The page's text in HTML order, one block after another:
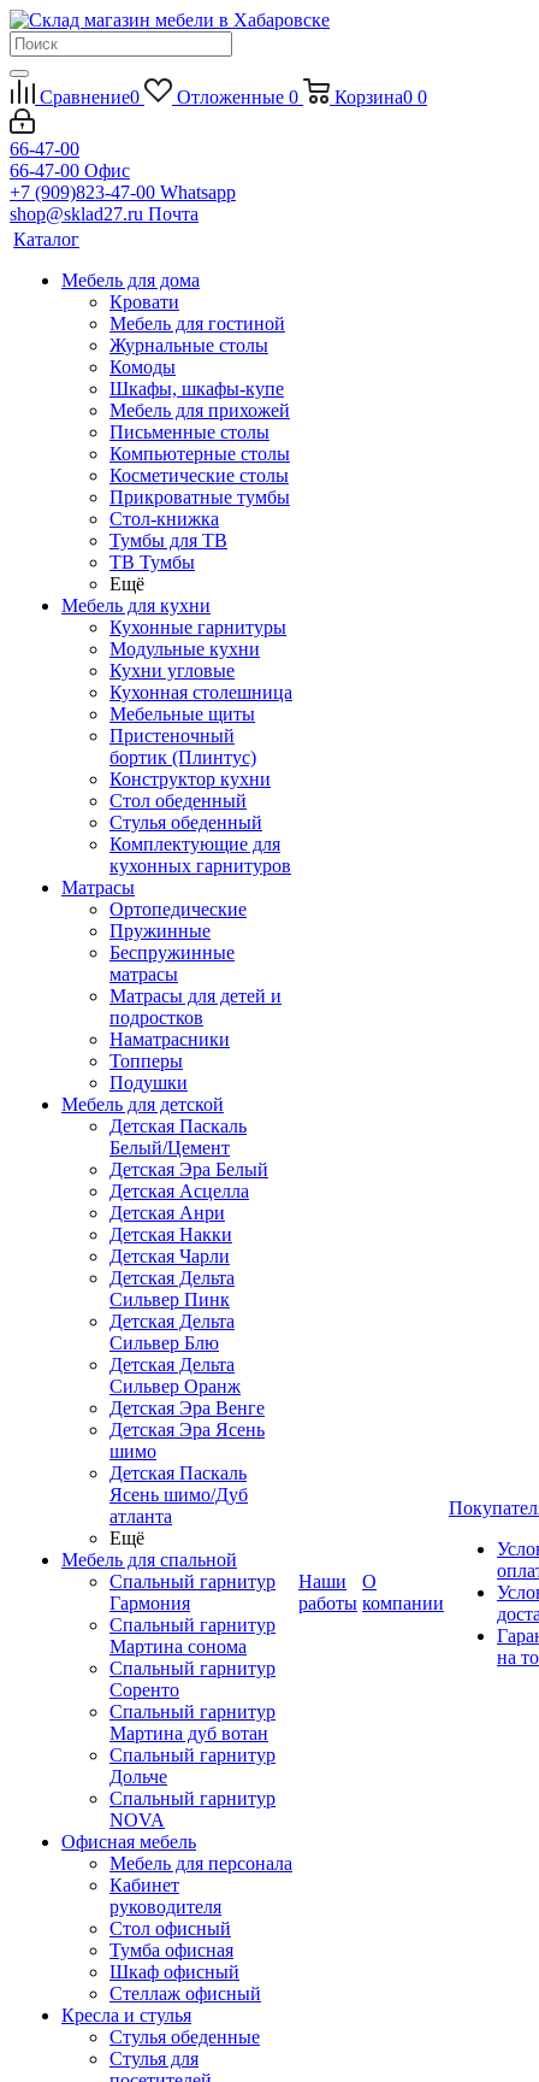
Сравнение0 Отложенные 0 Корзина0 0
66-47-00
66-47-00 Офис
+7 (909)823-47-00 Whatsapp
shop@sklad27.ru Почта
Каталог
Мебель для дома
Кровати
Мебель для гостиной
Журнальные столы
Комоды
Шкафы, шкафы-купе
Мебель для прихожей
Письменные столы
Компьютерные столы
Косметические столы
Прикроватные тумбы
Стол-книжка
Тумбы для ТВ
ТВ Тумбы
Ещё
Мебель для кухни
Кухонные гарнитуры
Модульные кухни
Кухни угловые
Кухонная столешница
Мебельные щиты
Пристеночный
бортик (Плинтус)
Конструктор кухни
Стол обеденный
Стулья обеденный
Комплектующие для
кухонных гарнитуров
Матраcы
Ортопедические
Пружинные
Беспружинные
матрасы
Матрасы для детей и
подростков
Наматрасники
Топперы
Подушки
Мебель для детской
Детская Паскаль
Белый/Цемент
Детская Эра Белый
Детская Асцелла
Детская Анри
Детская Накки
Детская Чарли
Детская Дельта
Сильвер Пинк
Детская Дельта
Сильвер Блю
Детская Дельта
Сильвер Оранж
Детская Эра Венге
Детская Эра Ясень
шимо
Детская Паскаль
Ясень шимо/Дуб
атланта
Ещё
Мебель для спальной
Спальный гарнитур
Гармония
Спальный гарнитур
Мартина сонома
Спальный гарнитур
Соренто
Спальный гарнитур
Мартина дуб вотан
Спальный гарнитур
Дольче
Спальный гарнитур
NOVA
Офисная мебель
Мебель для персонала
Кабинет
руководителя
Стол офисный
Тумба офисная
Шкаф офисный
Стеллаж офисный
Кресла и стулья
Стулья обеденные
Стулья для
Наши
работы
О
компании
на